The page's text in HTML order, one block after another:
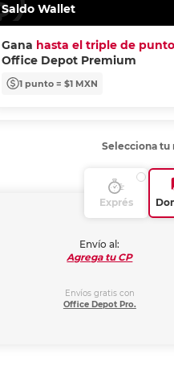
Saldo Wallet
Gana hasta el triple de
Office Depot Premium
1 punto = $1 MXN
Selecciona tu
Exprés
Envío al:
Agrega tu CP
Envíos gratis con
Office Depot Pro.